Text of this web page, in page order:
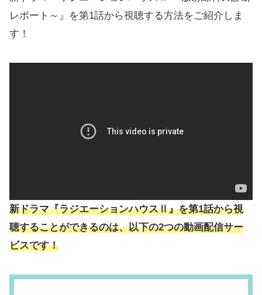
レポート～』を第1話から視聴する方法をご紹介しま
す！
新ドラマ『ラジエーションハウスⅡ』を第1話から視
聴することができるのは、以下の2つの動画配信サー
ビスです！